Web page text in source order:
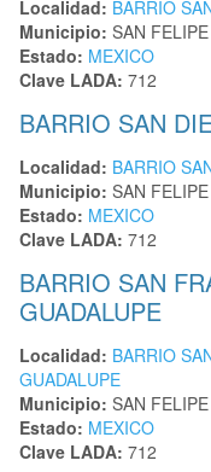
Localidad: BARRIO
Municipio: SAN
Estado: MEXICO
Clave LADA: 712
BARRIO SAN
Localidad: BARRIO
Municipio: SAN
Estado: MEXICO
Clave LADA: 712
BARRIO SAN
GUADALUPE
Localidad: BARRIO
GUADALUPE
Municipio: SAN
Estado: MEXICO
Clave LADA: 712